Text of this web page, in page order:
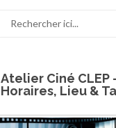
Atelier Ciné CLEP
Horaires, Lieu &